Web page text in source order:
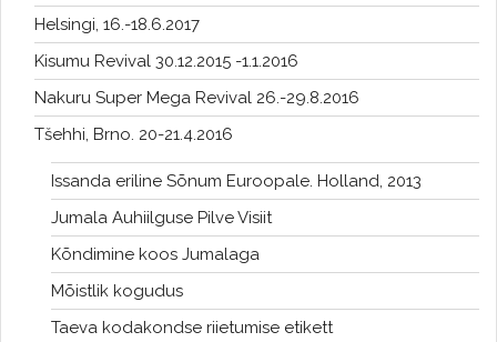
Helsingi, 16.-18.6.2017
Kisumu Revival 30.12.2015 -1.1.2016
Nakuru Super Mega Revival 26.-29.8.2016
Tšehhi, Brno. 20-21.4.2016
Issanda eriline Sõnum Euroopale. Holland, 2013
Jumala Auhiilguse Pilve Visiit
Kõndimine koos Jumalaga
Mõistlik kogudus
Taeva kodakondse riietumise etikett